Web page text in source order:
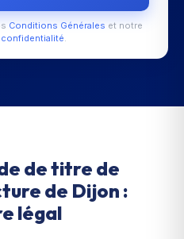
Conditions Générales et notre
.
de titre de
de Dijon :
légal